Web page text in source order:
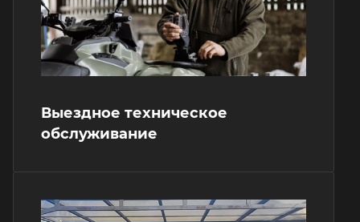
Выездное техническое
обслуживание